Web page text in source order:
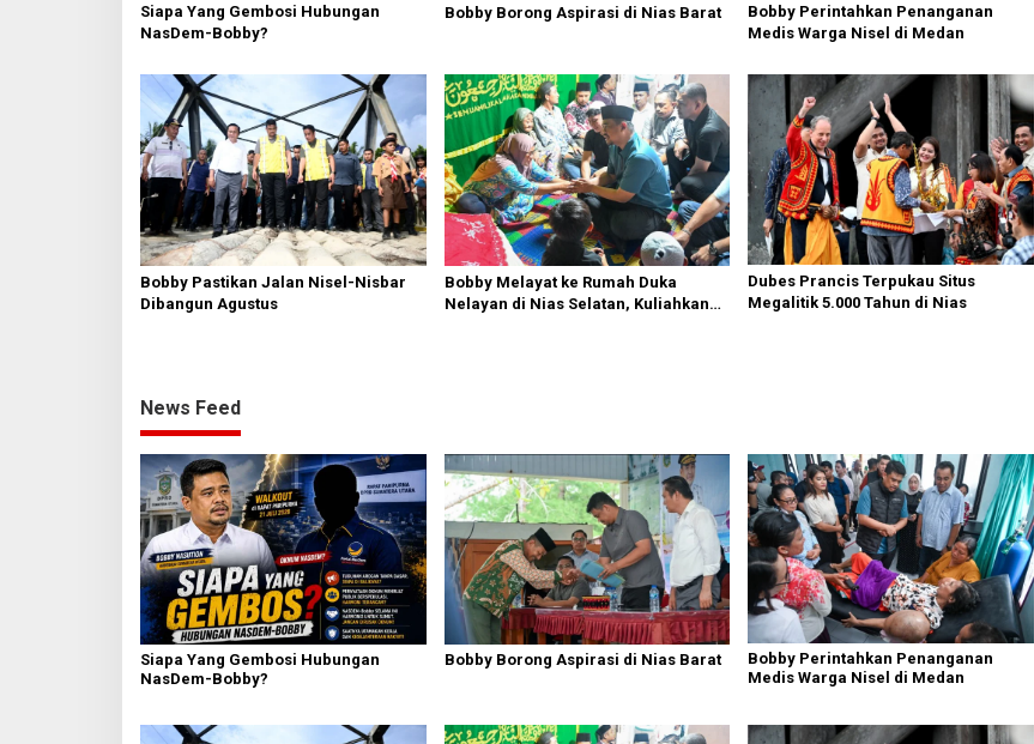
Siapa Yang Gembosi Hubungan
NasDem-Bobby?
Bobby Borong Aspirasi di Nias Barat
Bobby Perintahkan Penanganan
Medis Warga Nisel di Medan
Bobby Pastikan Jalan Nisel-Nisbar
Dibangun Agustus
Bobby Melayat ke Rumah Duka
Nelayan di Nias Selatan, Kuliahkan
Dubes Prancis Terpukau Situs
Megalitik 5.000 Tahun di Nias
News Feed
Siapa Yang Gembosi Hubungan
NasDem-Bobby?
Bobby Borong Aspirasi di Nias Barat
Bobby Perintahkan Penanganan
Medis Warga Nisel di Medan